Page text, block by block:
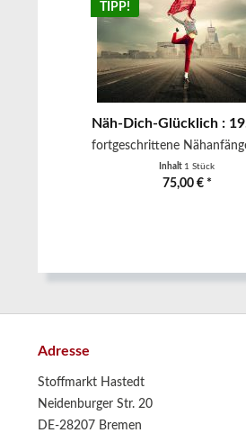
TIPP!
Näh-Dich-Glücklich :
fortgeschrittene
Inhalt 1 Stück
75,00 € *
Adresse
Stoffmarkt Hastedt
Neidenburger Str. 20
DE-28207 Bremen